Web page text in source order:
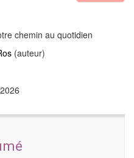
chemin au quotidien
(auteur)